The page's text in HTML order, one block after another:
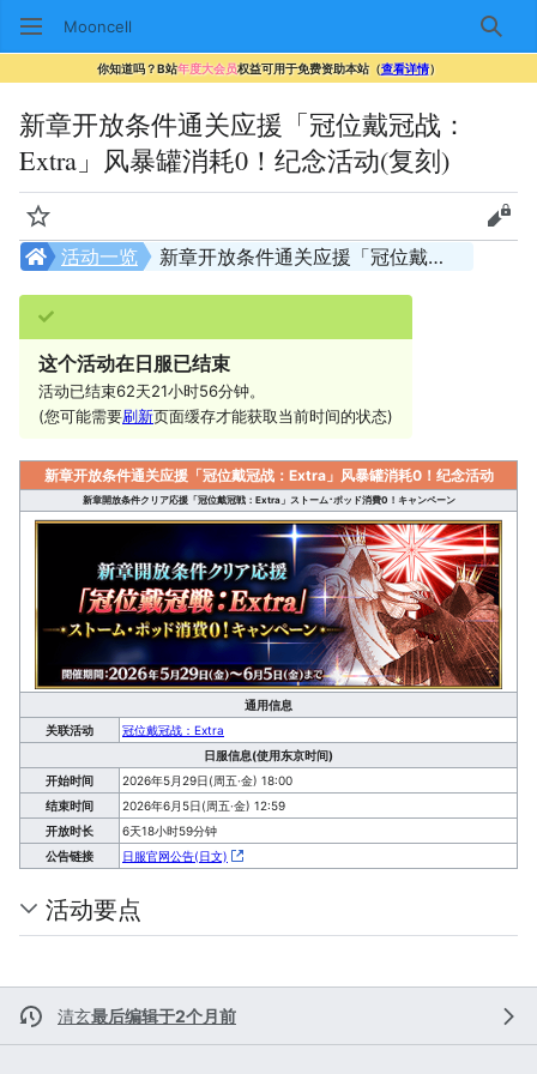
Mooncell 搜索
你知道吗？B站年度大会员权益可用于免费资助本站（查看详情）
新章开放条件通关应援「冠位戴冠战：
Extra」风暴罐消耗0！纪念活动(复刻)
监视 查看
新章开放条件通关应援「冠位戴冠战：Extra」风暴罐消耗0！纪念活动(复刻)
活动一览
这个活动在日服已结束
活动已结束62天21小时56分钟。
(您可能需要刷新页面缓存才能获取当前时间的状态)
新章开放条件通关应援「冠位戴冠战：Extra」风暴罐消耗0！纪念活动
新章開放条件クリア応援「冠位戴冠戦：Extra」ストーム･ポッド消費0！キャンペーン
通用信息
关联活动
冠位戴冠战：Extra
日服信息(使用东京时间)
开始时间
2026年5月29日(周五·金) 18:00
结束时间
2026年6月5日(周五·金) 12:59
开放时长
6天18小时59分钟
公告链接
日服官网公告(日文)
活动要点
清玄最后编辑于2个月前